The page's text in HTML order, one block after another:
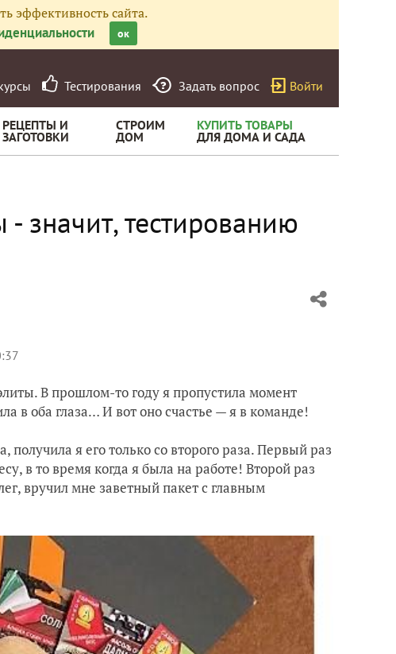
эффективность сайта.
ок
Тестирования Задать вопрос Войти
РЕЦЕПТЫ И
ЗАГОТОВКИ
СТРОИМ
ДОМ
КУПИТЬ ТОВАРЫ
ДЛЯ ДОМА И САДА
значит, тестированию
В прошлом-то году я пропустила момент
в оба глаза… И вот оно счастье — я в команде!
я его только со второго раза. Первый раз
в то время когда я была на работе! Второй раз
вручил мне заветный пакет с главным